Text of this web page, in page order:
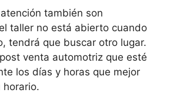
también son
taller no está abierto cuando
tendrá que buscar otro lugar.
venta automotriz que esté
los días y horas que mejor
horario.